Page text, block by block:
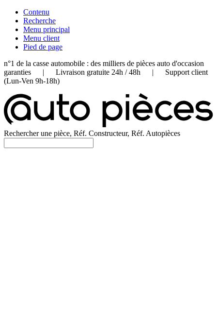
Contenu
Recherche
Menu principal
Menu client
Pied de page
n°1 de la casse automobile : des milliers de pièces auto d'occasion
garanties | Livraison gratuite 24h / 48h | Support client
(Lun-Ven 9h-18h)
Rechercher une pièce, Réf. Constructeur, Réf. Autopièces